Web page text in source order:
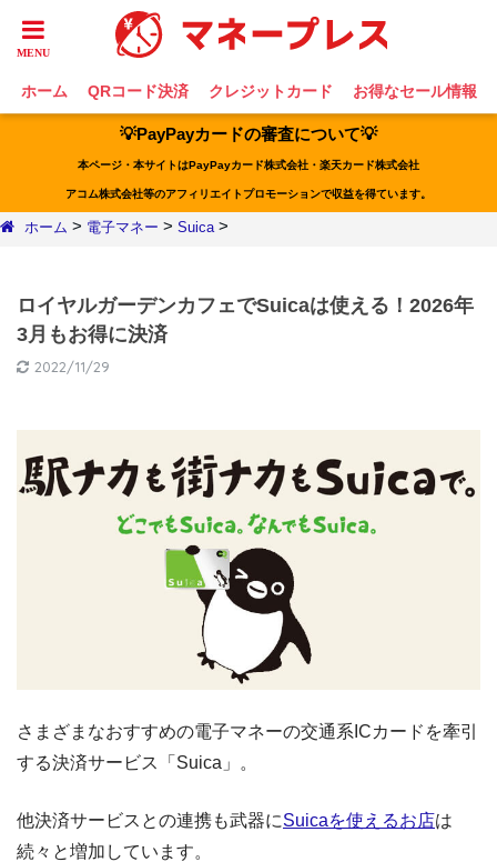
ホーム QRコード決済 クレジットカード お得なセール情報
💡PayPayカードの審査について💡
本ページ・本サイトはPayPayカード株式会社・楽天カード株式会社
アコム株式会社等のアフィリエイトプロモーションで収益を得ています。
ホーム > 電子マネー > Suica >
ロイヤルガーデンカフェでSuicaは使える！2026年
3月もお得に決済
2022/11/29
さまざまなおすすめの電子マネーの交通系ICカードを牽引
する決済サービス「Suica」。
他決済サービスとの連携も武器にSuicaを使えるお店は
続々と増加しています。